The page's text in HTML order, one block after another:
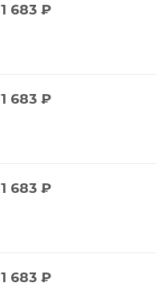
1 683₽
1 683₽
1 683₽
1 683₽